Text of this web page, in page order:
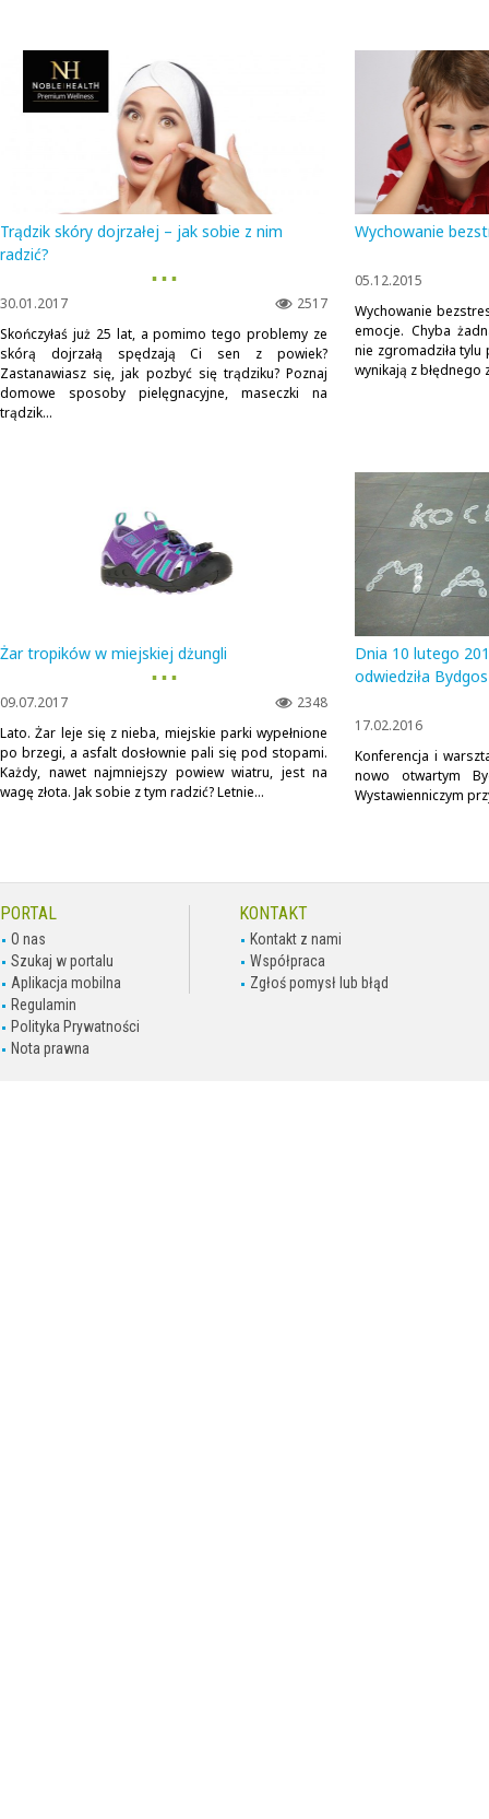
Trądzik skóry dojrzałej – jak sobie z nim
radzić?
▪ ▪ ▪
2517
30.01.2017
Skończyłaś już 25 lat, a pomimo tego problemy ze
skórą dojrzałą spędzają Ci sen z powiek?
Zastanawiasz się, jak pozbyć się trądziku? Poznaj
domowe sposoby pielęgnacyjne, maseczki na
trądzik...
Wychowanie
05.12.2015
Wychowanie
emocje. Chyba
nie zgromadziła
wynikają z błędnego
Żar tropików w miejskiej dżungli
▪ ▪ ▪
2348
09.07.2017
Lato. Żar leje się z nieba, miejskie parki wypełnione
po brzegi, a asfalt dosłownie pali się pod stopami.
Każdy, nawet najmniejszy powiew wiatru, jest na
wagę złota. Jak sobie z tym radzić? Letnie...
Dnia 10 lutego
odwiedziła
17.02.2016
Konferencja i
nowo otwartym
Wystawienniczym
PORTAL
O nas
Szukaj w portalu
Aplikacja mobilna
Regulamin
Polityka Prywatności
Nota prawna
KONTAKT
Kontakt z nami
Współpraca
Zgłoś pomysł lub błąd